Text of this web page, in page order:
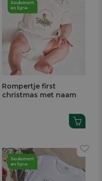
Rompertje first
christmas met naam